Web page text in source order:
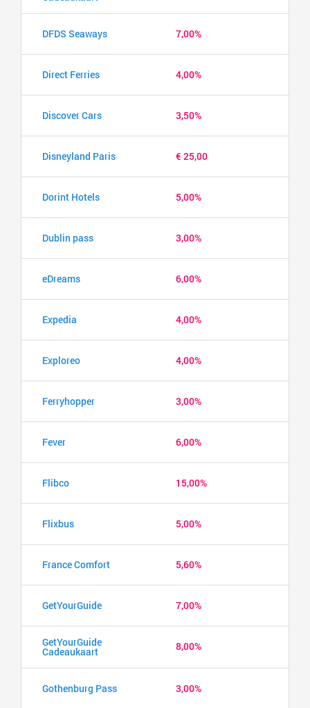
DFDS Seaways 7,00%
Direct Ferries 4,00%
Discover Cars 3,50%
Disneyland Paris € 25,00
Dorint Hotels 5,00%
Dublin pass 3,00%
eDreams 6,00%
Expedia 4,00%
Exploreo 4,00%
Ferryhopper 3,00%
Fever 6,00%
Flibco 15,00%
Flixbus 5,00%
France Comfort 5,60%
GetYourGuide 7,00%
GetYourGuide
Cadeaukaart 8,00%
Gothenburg Pass 3,00%